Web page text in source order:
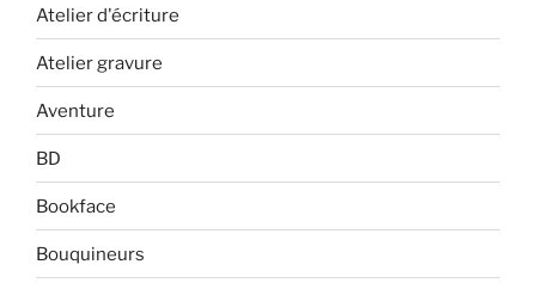
Atelier d'écriture
Atelier gravure
Aventure
BD
Bookface
Bouquineurs